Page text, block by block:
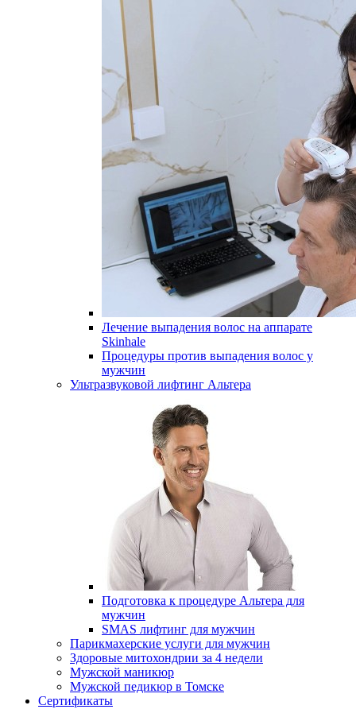
Лечение выпадения волос на аппарате
Skinhale
Процедуры против выпадения волос у
мужчин
Ультразвуковой лифтинг Альтера
Подготовка к процедуре Альтера для
мужчин
SMAS лифтинг для мужчин
Парикмахерские услуги для мужчин
Здоровые митохондрии за 4 недели
Мужской маникюр
Мужской педикюр в Томске
Сертификаты